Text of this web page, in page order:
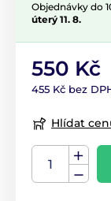
Objednávky do
úterý 11. 8.
550 Kč
455 Kč bez
Hlídat